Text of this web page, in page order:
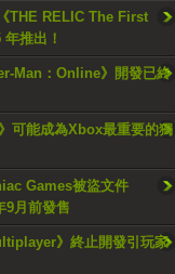
THE RELIC The First
推出！
Man：Online》開發已終
可能成為Xbox最重要的獨
Games被盜文件
9月前發售
》終止開發引玩家